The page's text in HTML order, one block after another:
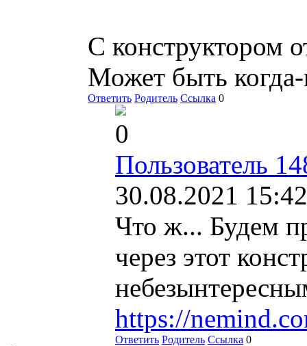
С конструктором
Может быть
Ответить Родитель Ссылка 0
0
Пользователь
30.08.2021
Что ж... Будем
через этот
https://
Ответить Родитель Ссылка 0